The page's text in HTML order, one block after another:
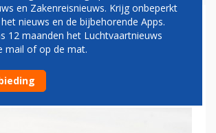
MAKEN
BANGKOK-
en Zakenreisnieuws. Krijg onbeperkt
nieuws en de bijbehorende Apps.
12 maanden het Luchtvaartnieuws
mail of op de mat.